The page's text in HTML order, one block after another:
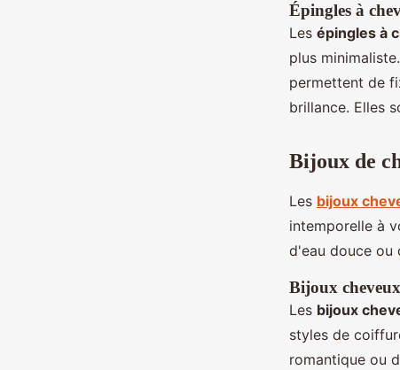
Épingles à
Les épingles à
plus
permettent de
brillance. Elles
Bijoux de
Les bijoux
intemporelle à
d'eau douce ou
Bijoux
Les bijoux
styles de
romantique ou